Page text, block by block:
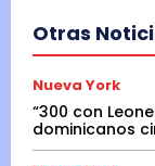
Otras
Nueva York
“300 con
dominicanos